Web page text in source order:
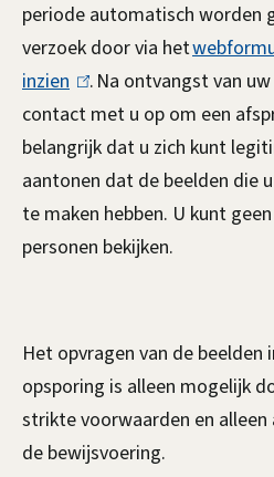
periode automatisch worden
verzoek door via het
inzien
l
i
n
k
i
x
t
e
r
. Na ontvangst van
contact met u op om een
belangrijk dat u zich kunt
aantonen dat de beelden die
te maken hebben. U kunt
personen bekijken.
Het opvragen van de beelden
opsporing is alleen mogelijk
strikte voorwaarden en alleen
de bewijsvoering.